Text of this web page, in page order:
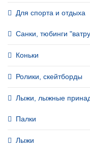
Для спорта и отдыха
Санки, тюбинги
Коньки
Ролики, скейтборды
Лыжи, лыжные
Палки
Лыжи